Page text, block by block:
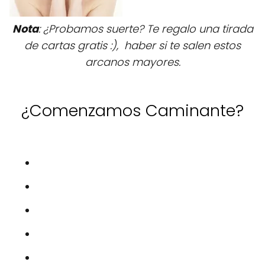
Nota: ¿Probamos suerte? Te regalo una tirada
de cartas gratis :), haber si te salen estos
arcanos mayores.
¿Comenzamos Caminante?